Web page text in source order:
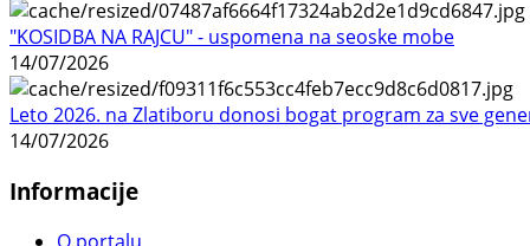
"KOSIDBA NA RAJCU" - uspomena na seoske mobe
14/07/2026
Leto 2026. na Zlatiboru donosi bogat program za sve
14/07/2026
Informacije
O portalu